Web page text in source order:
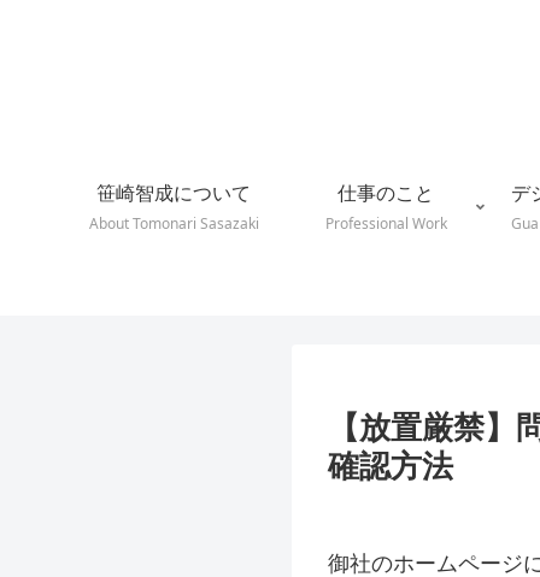
笹崎智成について
About Tomonari Sasazaki
仕事のこと
Professional Work
デ
【放置厳禁
確認方法
御社のホームページ